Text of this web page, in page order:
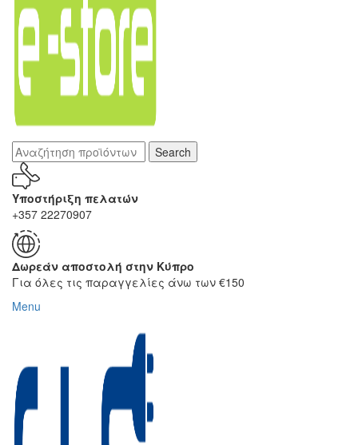
Search
Υποστήριξη πελατών
+357 22270907
Δωρεάν αποστολή στην Κύπρο
Για όλες τις παραγγελίες άνω των €150
Menu